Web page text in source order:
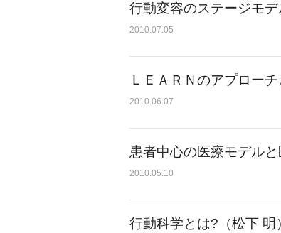
行動変容のステージモ
2010.07.05
ＬＥＡＲＮのアプロー
2010.06.07
患者中心の医療モデルと
2010.05.10
行動科学とは?（松下 明